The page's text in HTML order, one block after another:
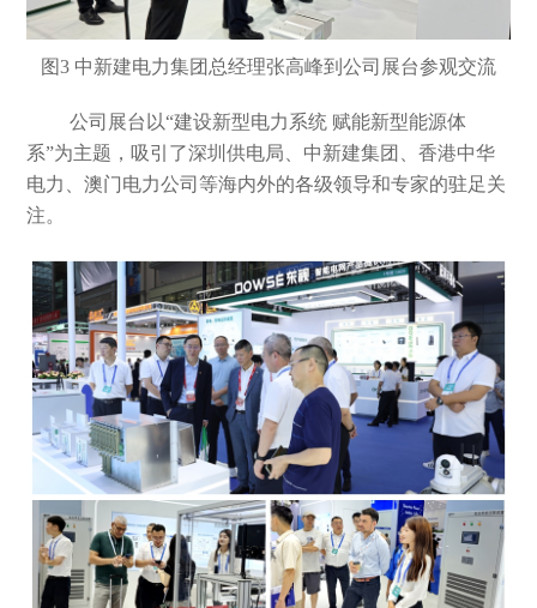
图3 中新建电力集团总经理张高峰到公司展台参观交流
公司展台以“建设新型电力系统 赋能新型能源体
系”为主题，吸引了深圳供电局、中新建集团、香港中华
电力、澳门电力公司等海内外的各级领导和专家的驻足关
注。